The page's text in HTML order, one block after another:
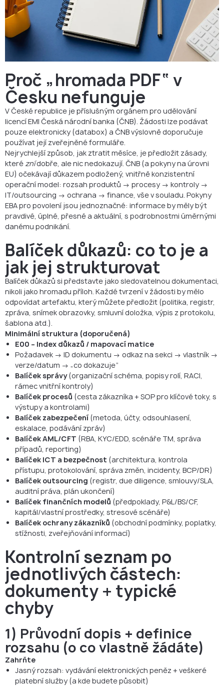
Proč „hromada PDF“ v
Česku nefunguje
V České republice je příslušným orgánem pro udělování
licencí EMI Česká národní banka (ČNB). Žádosti lze podávat
pouze elektronicky (databox) a ČNB výslovně doporučuje
používat její zveřejněné formuláře.
Nejrychlejší způsob, jak ztratit měsíce, je předložit zásady,
které znídobře, ale nic nedokazují. ČNB (a pokyny na úrovni
EU) očekávají důkazem podložený, vnitřně konzistentní
operační model: rozsah produktů → procesy → kontroly →
IT/outsourcing → ochrana → finance, vše v souladu. Pokyny
EBA pro povolení jsou jednoznačné: informace by měly být
pravdivé, úplné, přesné a aktuální, s podrobnostmi úměrnými
danému podnikání.
Balíček důkazů: co to je a
jak jej strukturovat
Balíček důkazů si představte jako sledovatelnou dokumentaci,
nikoli jako hromadu příloh. Každé tvrzení v žádosti by mělo
odpovídat artefaktu, který můžete předložit (politika, registr,
zpráva, snímek obrazovky, smluvní doložka, výpis z protokolu,
šablona atd.).
Minimální struktura (doporučená)
E00 – Index důkazů / mapovací matice
Požadavek → ID dokumentu → odkaz na sekci → vlastník →
verze/datum → „co dokazuje“
Balíček správy(organizační schéma, popisy rolí, RACI,
rámec vnitřní kontroly)
Balíček procesů (cesta zákazníka + SOP pro klíčové toky, s
výstupy a kontrolami)
Balíček zabezpečení (metoda, účty, odsouhlasení,
eskalace, podávání zpráv)
Balíček AML/CFT (RBA, KYC/EDD, scénáře TM, správa
případů, reporting)
Balíček ICT a bezpečnost (architektura, kontrola
přístupu, protokolování, správa změn, incidenty, BCP/DR)
Balíček outsourcing (registr, due diligence, smlouvy/SLA,
auditní práva, plán ukončení)
Balíček finančních modelů (předpoklady, P&L/BS/CF,
kapitál/vlastní prostředky, stresové scénáře)
Balíček ochrany zákazníků (obchodní podmínky, poplatky,
stížnosti, zveřejňování informací)
Kontrolní seznam po
jednotlivých částech:
dokumenty + typické
chyby
1) Průvodní dopis + definice
rozsahu (o co vlastně žádáte)
Zahrňte
Jasný rozsah: vydávání elektronických peněz + veškeré
platební služby (a kde budete působit)